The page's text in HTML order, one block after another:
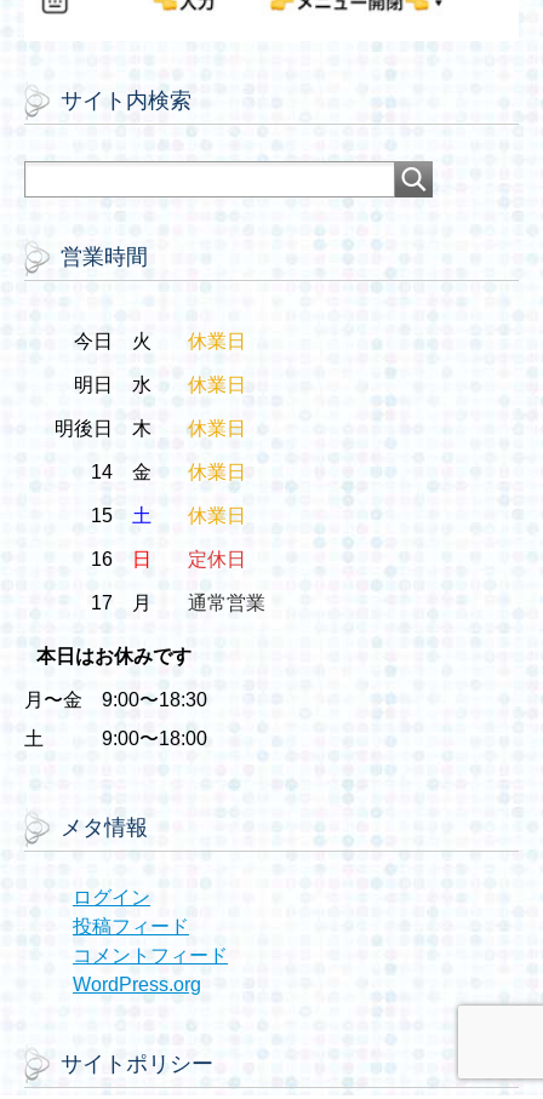
サイト内検索
営業時間
今日 火 休業日
明日 水 休業日
明後日 木 休業日
14 金 休業日
15 土 休業日
16 日 定休日
17 月 通常営業
本日はお休みです
月〜金 9:00〜18:30
土 9:00〜18:00
メタ情報
ログイン
投稿フィード
コメントフィード
WordPress.org
サイトポリシー